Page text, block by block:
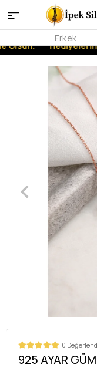
Hediyeleriniz
Erkek
0
925 AYAR